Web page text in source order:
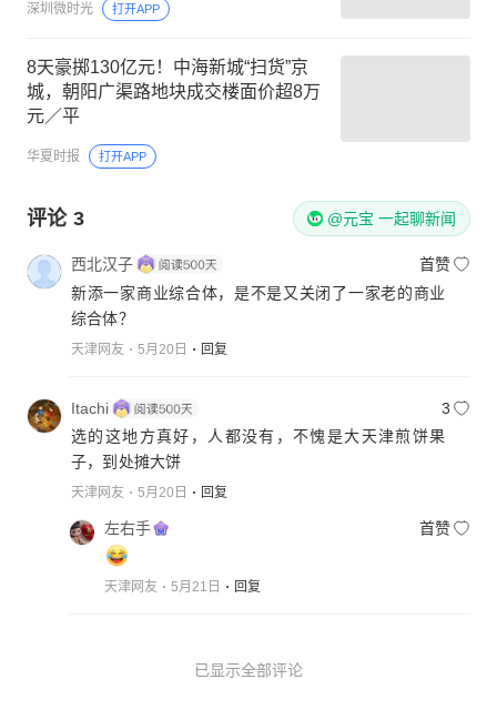
深圳微时光 打开APP
8天豪掷130亿元！中海新城“扫货”京
城，朝阳广渠路地块成交楼面价超8万
元／平
华夏时报 打开APP
评论 3 @元宝 一起聊新闻
西北汉子
首赞
新添一家商业综合体，是不是又关闭了一家老的商业
综合体？
天津网友 5月20日 回复
Itachi
3
选的这地方真好，人都没有，不愧是大天津煎饼果
子，到处摊大饼
天津网友 5月20日 回复
左右手 首赞
天津网友 5月21日 回复
已显示全部评论